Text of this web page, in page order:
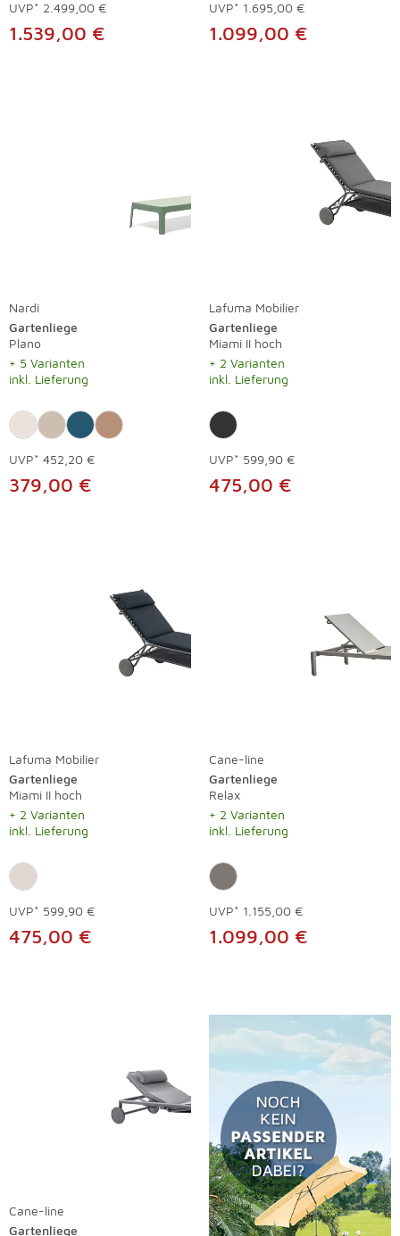
UVP* 2.499,00 €
1.539,00 €
UVP* 1.695,00 €
1.099,00 €
Nardi
Gartenliege
Plano
+ 5 Varianten
inkl. Lieferung
UVP* 452,20 €
379,00 €
Lafuma Mobilier
Gartenliege
Miami II hoch
+ 2 Varianten
inkl. Lieferung
UVP* 599,90 €
475,00 €
Lafuma Mobilier
Gartenliege
Miami II hoch
+ 2 Varianten
inkl. Lieferung
UVP* 599,90 €
475,00 €
Cane-line
Gartenliege
Relax
+ 2 Varianten
inkl. Lieferung
UVP* 1.155,00 €
1.099,00 €
Cane-line
Gartenliege